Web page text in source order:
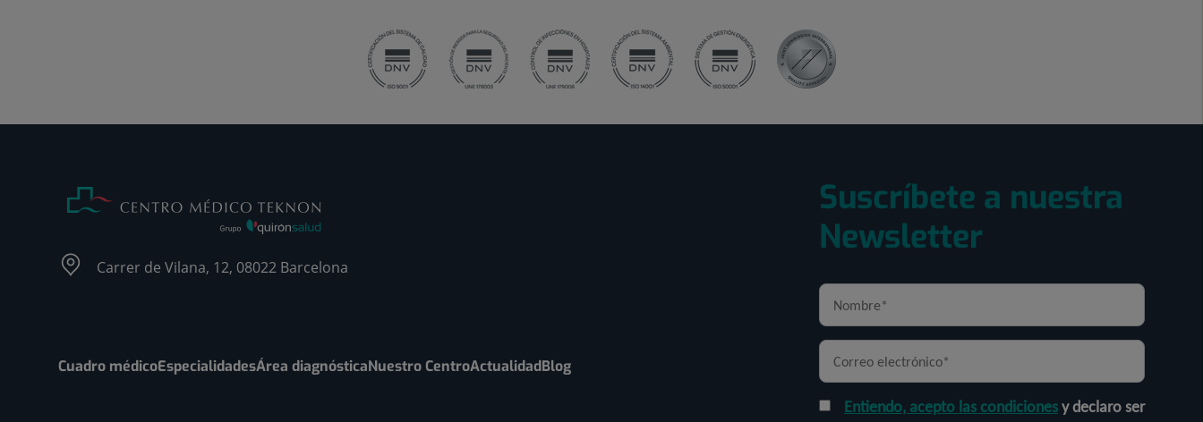
Carrer de Vilana, 12, 08022 Barcelona
Cuadro médicoEspecialidadesÁrea diagnósticaNuestro CentroActualidadBlog
Suscríbete a nuestra
Newsletter
Entiendo, acepto las condicionesy declaro ser